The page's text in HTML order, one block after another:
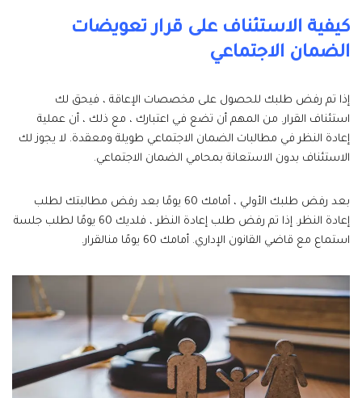
كيفية الاستئناف على قرار تعويضات
الضمان الاجتماعي
إذا تم رفض طلبك للحصول على مخصصات الإعاقة ، فيحق لك
استئناف القرار. من المهم أن تضع في اعتبارك ، مع ذلك ، أن عملية
إعادة النظر في مطالبات الضمان الاجتماعي طويلة ومعقدة. لا يجوز لك
الاستئناف بدون الاستعانة بمحامي الضمان الاجتماعي.
بعد رفض طلبك الأولي ، أمامك 60 يومًا بعد رفض مطالبتك لطلب
إعادة النظر. إذا تم رفض طلب إعادة النظر ، فلديك 60 يومًا لطلب جلسة
استماع مع قاضي القانون الإداري. أمامك 60 يومًا منالقرار.